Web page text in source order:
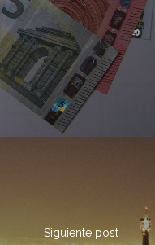
Siguiente post